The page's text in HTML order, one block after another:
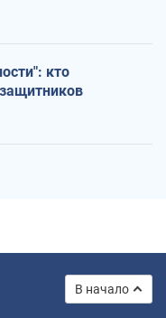
кто
В начало